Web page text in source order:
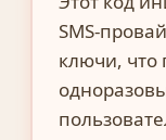
SMS-
ключи, что